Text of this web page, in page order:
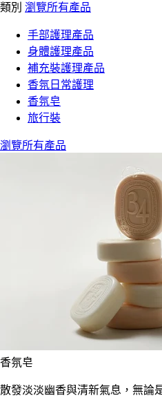
類別 瀏覽所有產品
手部護理產品
身體護理產品
補充裝護理產品
香氛日常護理
香氛皂
旅行裝
瀏覽所有產品
香氛皂
散發淡淡幽香與清新氣息，無論